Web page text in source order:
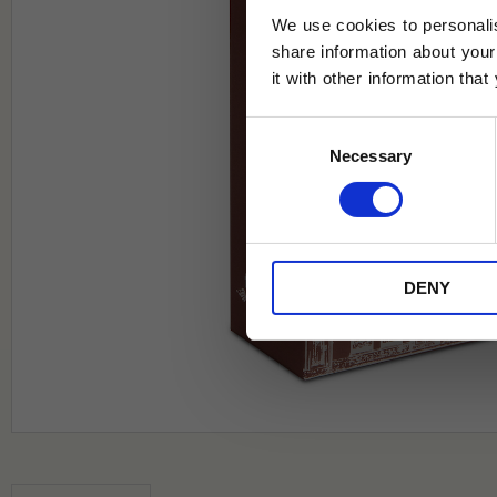
We use cookies to
share information about
it with other information that
Necessary
DENY
Jag samtycker till Tehuset Javas
* Rabatten gäller endast online på
på ordinarie priser och kan ej